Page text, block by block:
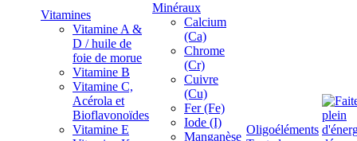
Vitamines
Vitamine A &
D / huile de
foie de morue
Vitamine B
Vitamine C,
Acérola et
Bioflavonoïdes
Vitamine E
Minéraux
Calcium
(Ca)
Chrome
(Cr)
Cuivre
(Cu)
Fer (Fe)
Iode (I)
Manganèse
Oligoéléments